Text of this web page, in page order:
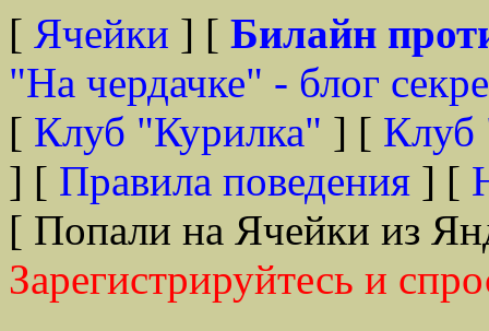
[ Ячейки ] [ Билайн
"На чердачке" - блог
[ Клуб "Курилка" ] [ Клуб
] [ Правила поведения ] [
[ Попали на Ячейки из
Зарегистрируйтесь и